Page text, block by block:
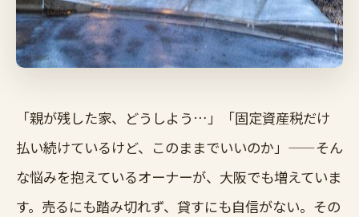
「親が残した家、どうしよう…」「固定資産税だけ
払い続けているけど、このままでいいのか」——そん
な悩みを抱えているオーナーが、大阪でも増えていま
す。売るにも踏み切れず、貸すにも自信がない。その